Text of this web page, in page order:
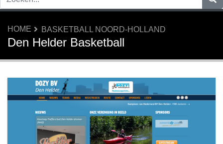
HOME BASKETBALL NOORD-HOLLAND
Den Helder Basketball